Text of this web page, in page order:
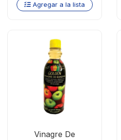
Agregar a la lista
Vinagre De